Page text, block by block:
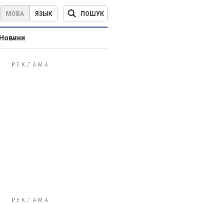
МОВА ЯЗЫК ПОШУК
Новини